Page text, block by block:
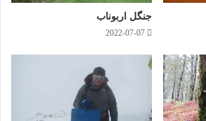
هجوم ابرهای متراکم..!
جنگل اربوناب
2022-07-07